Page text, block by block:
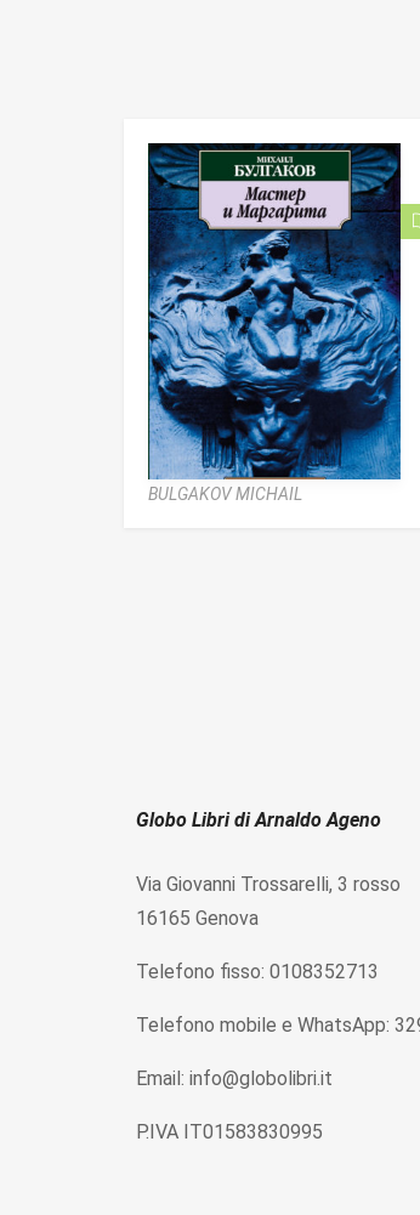
BULGAKOV MICHAIL
Globo Libri di Arnaldo Ageno
Via Giovanni Trossarelli, 3 rosso
16165 Genova
Telefono fisso: 0108352713
Telefono mobile e WhatsApp:
Email: info@globolibri.it
P.IVA IT01583830995